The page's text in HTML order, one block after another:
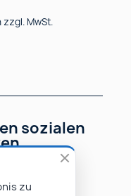
MwSt.
sozialen
zu